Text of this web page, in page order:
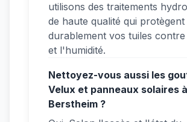
utilisons des traitements
de haute qualité qui protègent
durablement vos tuiles contre
et l'humidité.
Nettoyez-vous aussi les
Velux et panneaux solaires à
Berstheim ?